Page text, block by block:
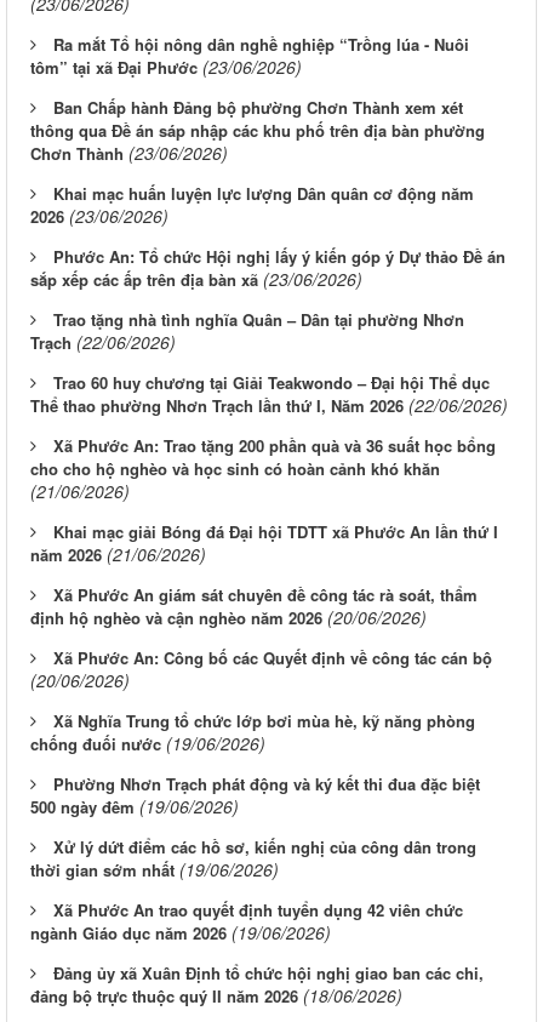
Ra mắt Tổ hội nông dân nghề nghiệp “Trồng lúa - Nuôi
tôm” tại xã Đại Phước (23/06/2026)
Ban Chấp hành Đảng bộ phường Chơn Thành xem xét
thông qua Đề án sáp nhập các khu phố trên địa bàn phường
Chơn Thành (23/06/2026)
Khai mạc huấn luyện lực lượng Dân quân cơ động năm
2026 (23/06/2026)
Phước An: Tổ chức Hội nghị lấy ý kiến góp ý Dự thảo Đề án
sắp xếp các ấp trên địa bàn xã (23/06/2026)
Trao tặng nhà tình nghĩa Quân – Dân tại phường Nhơn
Trạch (22/06/2026)
Trao 60 huy chương tại Giải Teakwondo – Đại hội Thể dục
Thể thao phường Nhơn Trạch lần thứ I, Năm 2026 (22/06/2026)
Xã Phước An: Trao tặng 200 phần quà và 36 suất học bổng
cho cho hộ nghèo và học sinh có hoàn cảnh khó khăn
(21/06/2026)
Khai mạc giải Bóng đá Đại hội TDTT xã Phước An lần thứ I
năm 2026 (21/06/2026)
Xã Phước An giám sát chuyên đề công tác rà soát, thẩm
định hộ nghèo và cận nghèo năm 2026 (20/06/2026)
Xã Phước An: Công bố các Quyết định về công tác cán bộ
(20/06/2026)
Xã Nghĩa Trung tổ chức lớp bơi mùa hè, kỹ năng phòng
chống đuối nước (19/06/2026)
Phường Nhơn Trạch phát động và ký kết thi đua đặc biệt
500 ngày đêm (19/06/2026)
Xử lý dứt điểm các hồ sơ, kiến nghị của công dân trong
thời gian sớm nhất (19/06/2026)
Xã Phước An trao quyết định tuyển dụng 42 viên chức
ngành Giáo dục năm 2026 (19/06/2026)
Đảng ủy xã Xuân Định tổ chức hội nghị giao ban các chi,
đảng bộ trực thuộc quý II năm 2026 (18/06/2026)